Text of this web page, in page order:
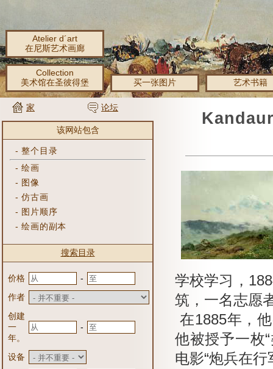
Atelier d´art
在尼斯艺术画廊
Collection
美术馆在圣彼得堡
买一张图片 艺术书籍
家 论坛
该网站包含
-整个目录
-绘画
- 图像
-仿古画
- 图片顺序
-绘画的副本
搜索目录
价格
-
作者
创建
一
年。
-
设备
学校学习，
筑，一名志愿
在1885年，
他被授予一枚
电影“炮兵在